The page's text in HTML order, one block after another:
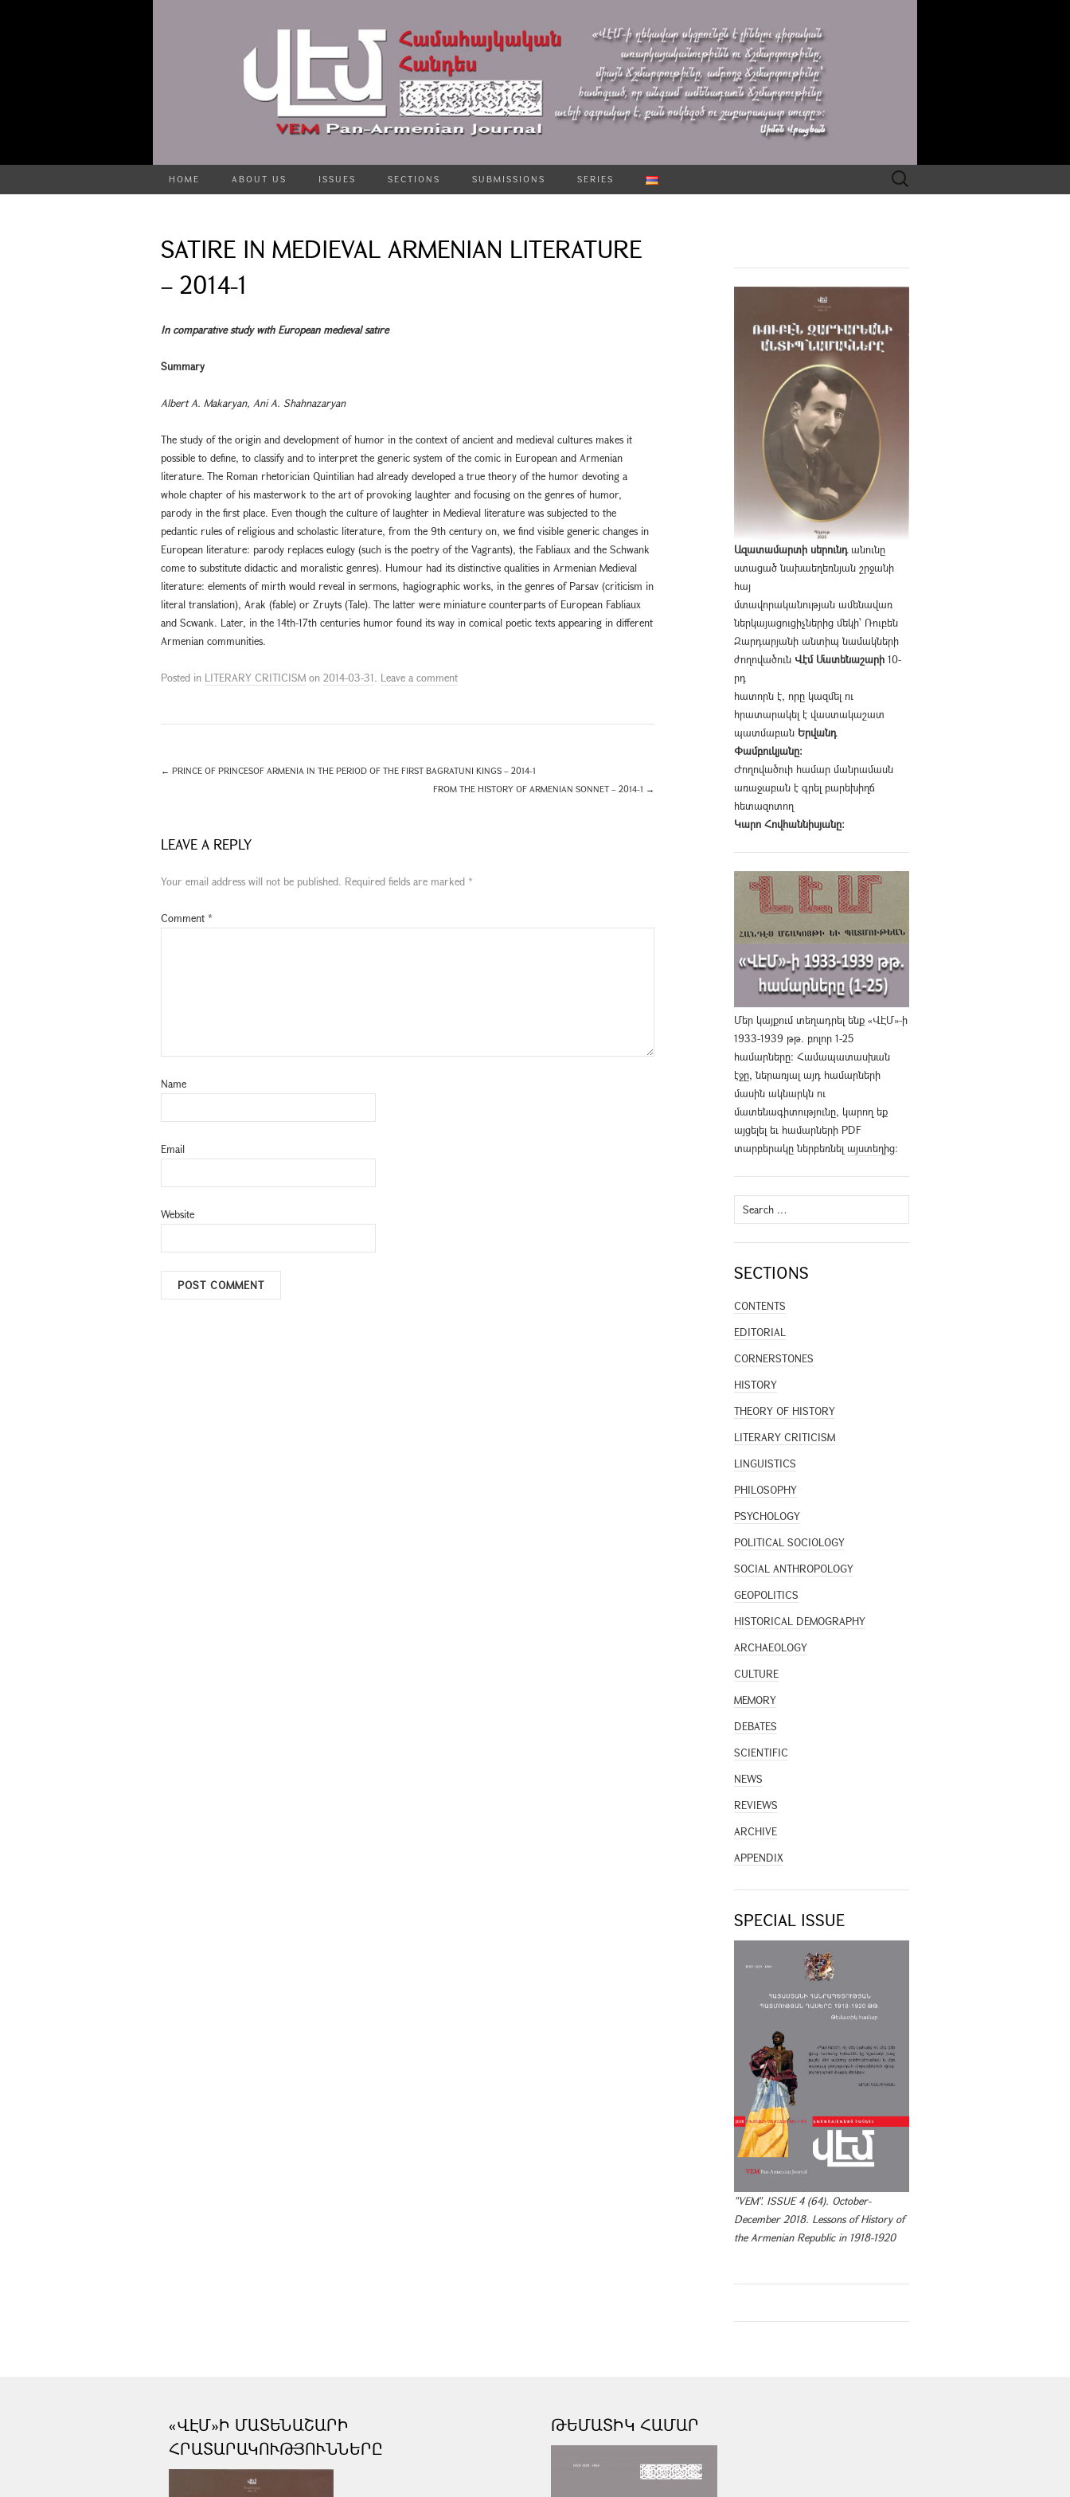
HOME ABOUT US ISSUES SECTIONS SUBMISSIONS SERIES
Search
for:
SATIRE IN MEDIEVAL ARMENIAN LITERATURE
– 2014-1
In comparative study with European medieval satire
Summary
Albert A. Makaryan, Ani A. Shahnazaryan
The study of the origin and development of humor in the context of ancient and medieval cultures makes it
possible to define, to classify and to interpret the generic system of the comic in European and Armenian
literature. The Roman rhetorician Quintilian had already developed a true theory of the humor devoting a
whole chapter of his masterwork to the art of provoking laughter and focusing on the genres of humor,
parody in the first place. Even though the culture of laughter in Medieval literature was subjected to the
pedantic rules of religious and scholastic literature, from the 9th century on, we find visible generic changes in
European literature: parody replaces eulogy (such is the poetry of the Vagrants), the Fabliaux and the Schwank
come to substitute didactic and moralistic genres). Humour had its distinctive qualities in Armenian Medieval
literature: elements of mirth would reveal in sermons, hagiographic works, in the genres of Parsav (criticism in
literal translation), Arak (fable) or Zruyts (Tale). The latter were miniature counterparts of European Fabliaux
and Scwank. Later, in the 14th-17th centuries humor found its way in comical poetic texts appearing in different
Armenian communities.
Posted in LITERARY CRITICISM on 2014-03-31. Leave a comment
← PRINCE OF PRINCESOF ARMENIA IN THE PERIOD OF THE FIRST BAGRATUNI KINGS – 2014-1
FROM THE HISTORY OF ARMENIAN SONNET – 2014-1 →
LEAVE A REPLY
Your email address will not be published. Required fields are marked *
Comment *
Name
Email
Website
Ազատամարտի սերունդանունը
ստացած նախաեղեռնյան շրջանի
հայ
մտավորականության ամենավառ
ներկայացուցիչներից մեկի՝ Ռուբեն
Զարդարյանի անտիպ նամակների
ժողովածուն Վէմ Մատենաշարի 10-
րդ
հատորն է, որը կազմել ու
հրատարակել է վաստակաշատ
պատմաբան Երվանդ
Փամբուկյանը։
Ժողովածուի համար մանրամասն
առաջաբան է գրել բարեխիղճ
հետազոտող
Կարո Հովհաննիսյանը։
Մեր կայքում տեղադրել ենք «ՎԷՄ»-ի
1933-1939 թթ. բոլոր 1-25
համարները։ Համապատասխան
էջը, ներառյալ այդ համարների
մասին ակնարկն ու
մատենագիտությունը, կարող եք
այցելել եւ համարների PDF
տարբերակը ներբեռնել այստեղից։
Search
for:
SECTIONS
CONTENTS
EDITORIAL
CORNERSTONES
HISTORY
THEORY OF HISTORY
LITERARY CRITICISM
LINGUISTICS
PHILOSOPHY
PSYCHOLOGY
POLITICAL SOCIOLOGY
SOCIAL ANTHROPOLOGY
GEOPOLITICS
HISTORICAL DEMOGRAPHY
ARCHAEOLOGY
CULTURE
MEMORY
DEBATES
SCIENTIFIC
NEWS
REVIEWS
ARCHIVE
APPENDIX
SPECIAL ISSUE
"VEM". ISSUE 4 (64). October-
December 2018. Lessons of History of
the Armenian Republic in 1918-1920
«ՎԷՄ»Ի ՄԱՏԵՆԱՇԱՐԻ
ՀՐԱՏԱՐԱԿՈՒԹՅՈՒՆՆԵՐԸ
ԹԵՄԱՏԻԿ ՀԱՄԱՐ